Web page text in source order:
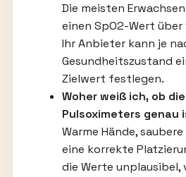
Die meisten
einen SpO2-Wert
Ihr Anbieter kann je
Gesundheitszustand
Zielwert festlegen.
Woher weiß ich, ob
Pulsoximeters genau
Warme Hände,
eine korrekte
die Werte unplausibel,